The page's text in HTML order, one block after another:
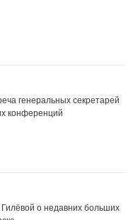
генеральных секретарей
конференций
о недавних больших